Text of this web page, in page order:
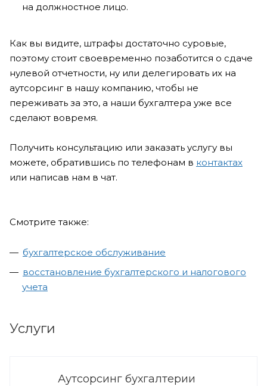
на должностное лицо.
Как вы видите, штрафы достаточно суровые,
поэтому стоит своевременно позаботится о сдаче
нулевой отчетности, ну или делегировать их на
аутсорсинг в нашу компанию, чтобы не
переживать за это, а наши бухгалтера уже все
сделают вовремя.
Получить консультацию или заказать услугу вы
можете, обратившись по телефонам в контактах
или написав нам в чат.
Смотрите также:
бухгалтерское обслуживание
восстановление бухгалтерского и налогового
учета
Услуги
Аутсорсинг бухгалтерии